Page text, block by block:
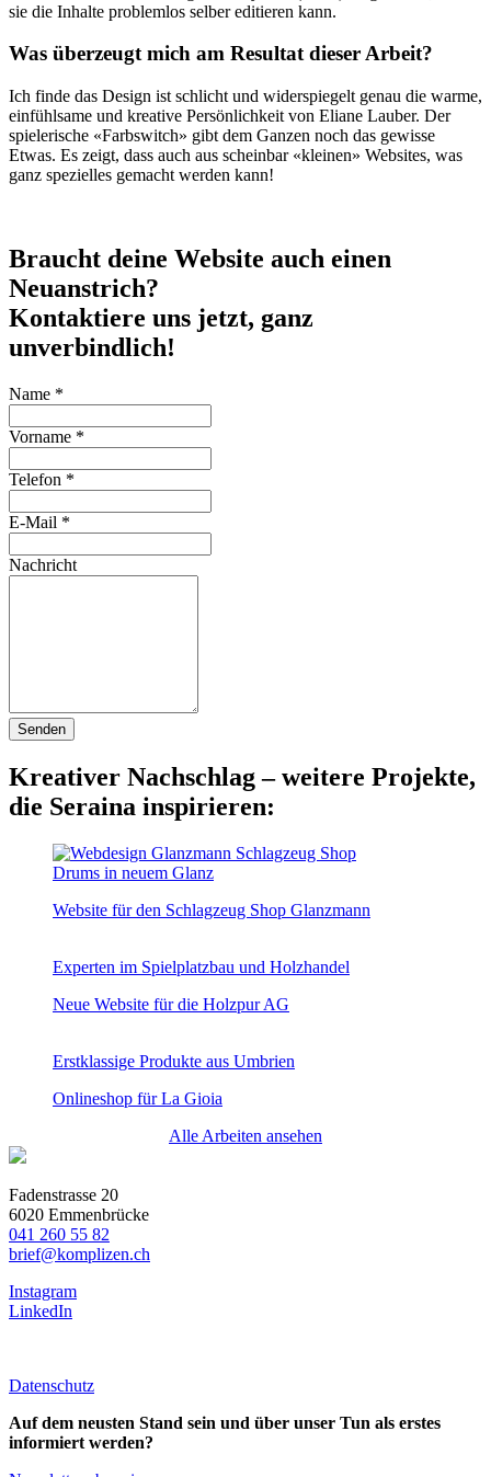
sie die Inhalte problemlos selber editieren kann.
Was überzeugt mich am Resultat dieser Arbeit?
Ich finde das Design ist schlicht und widerspiegelt genau die warme,
einfühlsame und kreative Persönlichkeit von Eliane Lauber. Der
spielerische «Farbswitch» gibt dem Ganzen noch das gewisse
Etwas. Es zeigt, dass auch aus scheinbar «kleinen» Websites, was
ganz spezielles gemacht werden kann!
Braucht deine Website auch einen
Neuanstrich?
Kontaktiere uns jetzt, ganz
unverbindlich!
Name *
Vorname *
Telefon *
E-Mail *
Nachricht
Kreativer Nachschlag – weitere Projekte,
die Seraina inspirieren:
Drums in neuem Glanz
Website für den Schlagzeug Shop Glanzmann
Experten im Spielplatzbau und Holzhandel
Neue Website für die Holzpur AG
Erstklassige Produkte aus Umbrien
Onlineshop für La Gioia
Alle Arbeiten ansehen
Fadenstrasse 20
6020 Emmenbrücke
041 260 55 82
brief@komplizen.ch
Instagram
LinkedIn
Datenschutz
Auf dem neusten Stand sein und über unser Tun als erstes
informiert werden?